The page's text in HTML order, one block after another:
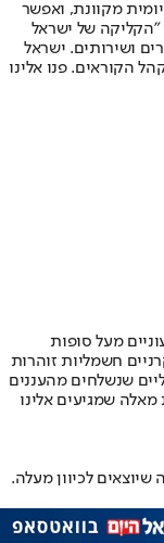
מקוונת, ואפשר
"הקליקה של ישראל
ושירותים. ישראל
הקוראים. פנו אלינו
מעל סופות
חשמליות זוהרות
שנשלחים מהעננים
שמגיעים אלינו
שיוצאים לכיוון מעלה.